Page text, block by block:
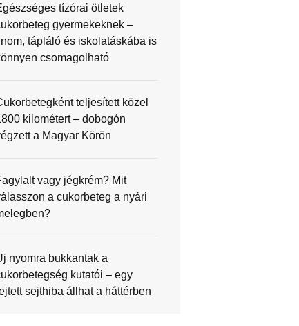
tízórai ötletek
gyermekeknek –
tápláló és iskolatáskába is
csomagolható
teljesített közel
kilométert – dobogón
a Magyar Körön
vagy jégkrém? Mit
a cukorbeteg a nyári
nyomra bukkantak a
kutatói – egy
sejthiba állhat a háttérben